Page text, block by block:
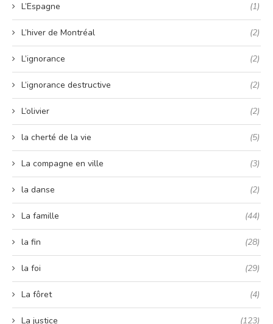
L’Espagne (1)
L’hiver de Montréal (2)
L’ignorance (2)
L’ignorance destructive (2)
L’olivier (2)
la cherté de la vie (5)
La compagne en ville (3)
la danse (2)
La famille (44)
la fin (28)
la foi (29)
La fôret (4)
La justice (123)